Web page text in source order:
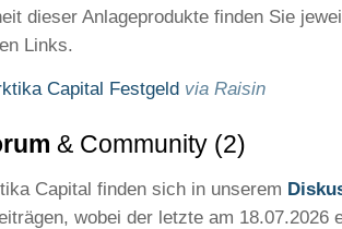
dieser Anlageprodukte finden Sie
Links.
Capital Festgeld via Raisin
& Community (2)
Capital finden sich in unserem
wobei der letzte am 18.07.2026